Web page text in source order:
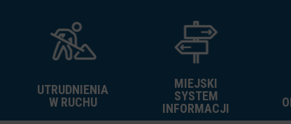
UTRUDNIENIA
W RUCHU
MIEJSKI
SYSTEM
INFORMACJI